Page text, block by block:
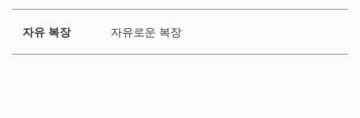
자유 복장 자유로운 복장